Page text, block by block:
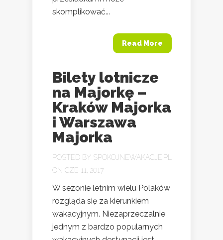
skomplikować...
Read More
Bilety lotnicze
na Majorkę –
Kraków Majorka
i Warszawa
Majorka
POSTED BY SPOKOJNEWAKACJE.PL
ON CZE 11, 2017
W sezonie letnim wielu Polaków
rozgląda się za kierunkiem
wakacyjnym. Niezaprzeczalnie
jednym z bardzo popularnych